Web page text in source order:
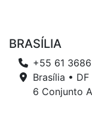
BRASÍLIA
+55 61
Brasília •
6 Conjunto